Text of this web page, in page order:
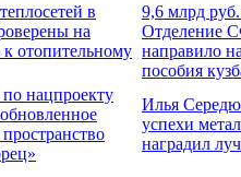
в
на
к отопительному
9,6 млрд руб.
Отделение
направило
пособия
нацпроекту
Илья
успехи
наградил